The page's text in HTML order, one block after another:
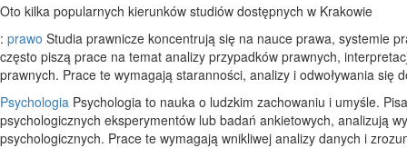
Oto kilka popularnych kierunków studiów dostępnych w Krakowie
: prawo Studia prawnicze koncentrują się na nauce prawa, systemie
często piszą prace na temat analizy przypadków prawnych,
prawnych. Prace te wymagają staranności, analizy i odwoływania się
Psychologia Psychologia to nauka o ludzkim zachowaniu i umyśle.
psychologicznych eksperymentów lub badań ankietowych, analizują
psychologicznych. Prace te wymagają wnikliwej analizy danych i